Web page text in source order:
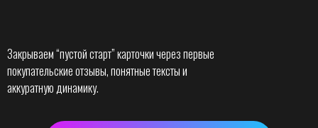
Закрываем “пустой старт” карточки через первые
покупательские отзывы, понятные тексты и
аккуратную динамику.